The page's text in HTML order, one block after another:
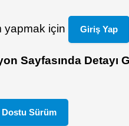
yapmak için Giriş Yap
Sayfasında Detayı
Dostu Sürüm